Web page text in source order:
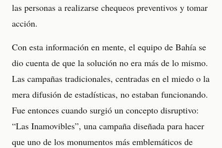
las personas a realizarse chequeos preventivos y tomar
acción.
Con esta información en mente, el equipo de Bahía se
dio cuenta de que la solución no era más de lo mismo.
Las campañas tradicionales, centradas en el miedo o la
mera difusión de estadísticas, no estaban funcionando.
Fue entonces cuando surgió un concepto disruptivo:
“Las Inamovibles”, una campaña diseñada para hacer
que uno de los monumentos más emblemáticos de